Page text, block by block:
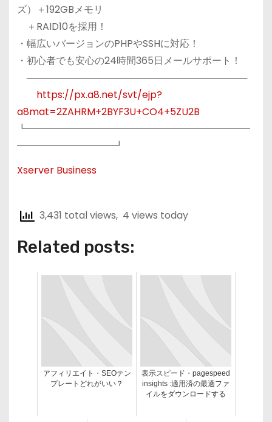
ズ）＋192GBメモリ
＋RAID10を採用！
・幅広いバージョンのPHPやSSHに対応！
・初心者でも安心の24時間365日メールサポート！
─────────────────────────────────
https://px.a8.net/svt/ejp?
a8mat=2ZAHRM+2BYF3U+CO4+5ZU2B
┗━━━━━━━━━━━━━━━━━━━━━━━
━━━━━━━━━━┛
Xserver Business
3,431 total views, 4 views today
Related posts:
アフィリエイト・SEOテン
プレートどれがいい？
表示スピード・pagespeed
insights :適用済の最適ファ
イルをダウンロードする